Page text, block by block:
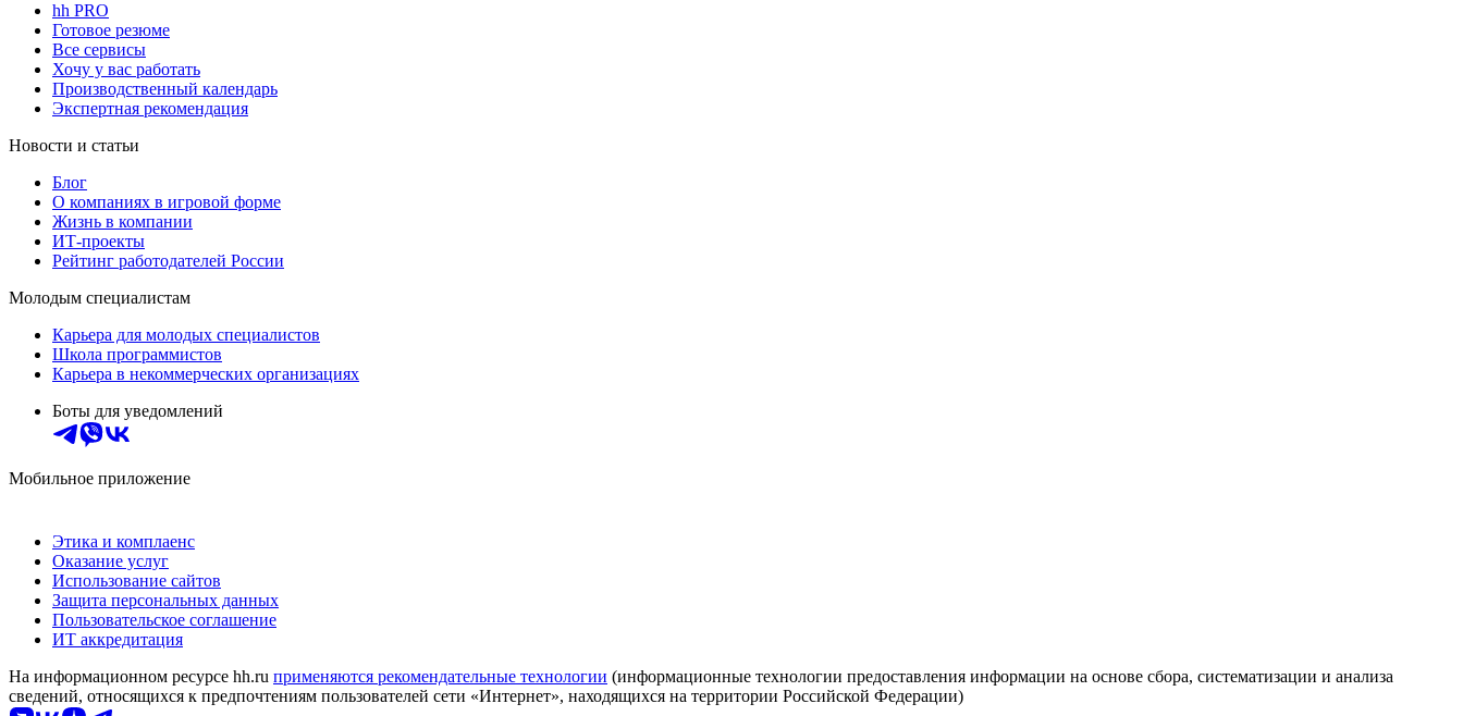
hh PRO
Готовое резюме
Все сервисы
Хочу у вас работать
Производственный календарь
Экспертная рекомендация
Новости и статьи
Блог
О компаниях в игровой форме
Жизнь в компании
ИТ-проекты
Рейтинг работодателей России
Молодым специалистам
Карьера для молодых специалистов
Школа программистов
Карьера в некоммерческих организациях
Боты для уведомлений
Мобильное приложение
Этика и комплаенс
Оказание услуг
Использование сайтов
Защита персональных данных
Пользовательское соглашение
ИТ аккредитация
На информационном ресурсе hh.ru применяются рекомендательные технологии (информационные технологии предоставления информации на основе сбора, систематизации и анализа
сведений, относящихся к предпочтениям пользователей сети «Интернет», находящихся на территории Российской Федерации)